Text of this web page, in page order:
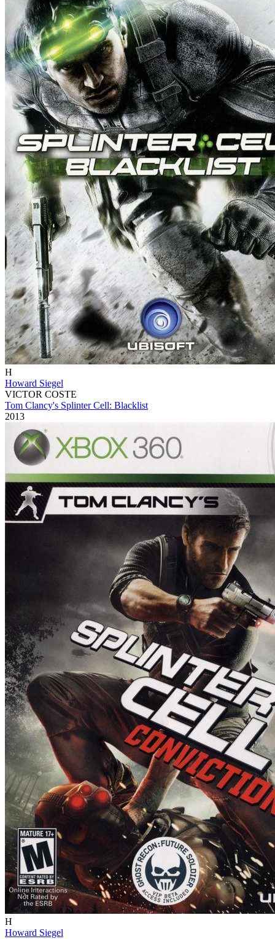
H
Howard Siegel
VICTOR COSTE
Tom Clancy's Splinter Cell: Blacklist
2013
H
Howard Siegel